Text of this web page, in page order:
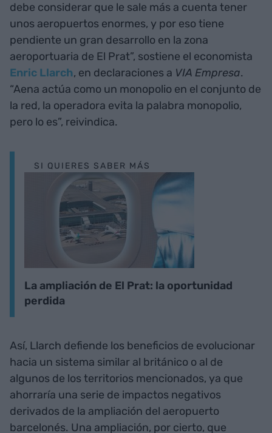
debe considerar que le sale más a cuenta tener
unos aeropuertos enormes, y por eso tiene
pendiente un gran desarrollo en la zona
aeroportuaria de El Prat”, sostiene el economista
Enric Llarch, en declaraciones a VIA Empresa.
“Aena actúa como un monopolio en el conjunto de
la red, la operadora evita la palabra monopolio,
pero lo es”, reivindica.
SI QUIERES SABER MÁS
La ampliación de El Prat: la oportunidad
perdida
Así, Llarch defiende los beneficios de evolucionar
hacia un sistema similar al británico o al de
algunos de los territorios mencionados, ya que
ahorraría una serie de impactos negativos
derivados de la ampliación del aeropuerto
barcelonés. Una ampliación, por cierto, que